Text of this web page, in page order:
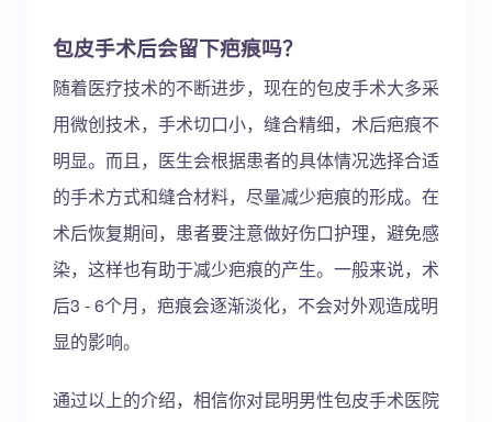
包皮手术后会留下疤痕吗？
随着医疗技术的不断进步，现在的包皮手术大多采
用微创技术，手术切口小，缝合精细，术后疤痕不
明显。而且，医生会根据患者的具体情况选择合适
的手术方式和缝合材料，尽量减少疤痕的形成。在
术后恢复期间，患者要注意做好伤口护理，避免感
染，这样也有助于减少疤痕的产生。一般来说，术
后3 - 6个月，疤痕会逐渐淡化，不会对外观造成明
显的影响。
通过以上的介绍，相信你对昆明男性包皮手术医院